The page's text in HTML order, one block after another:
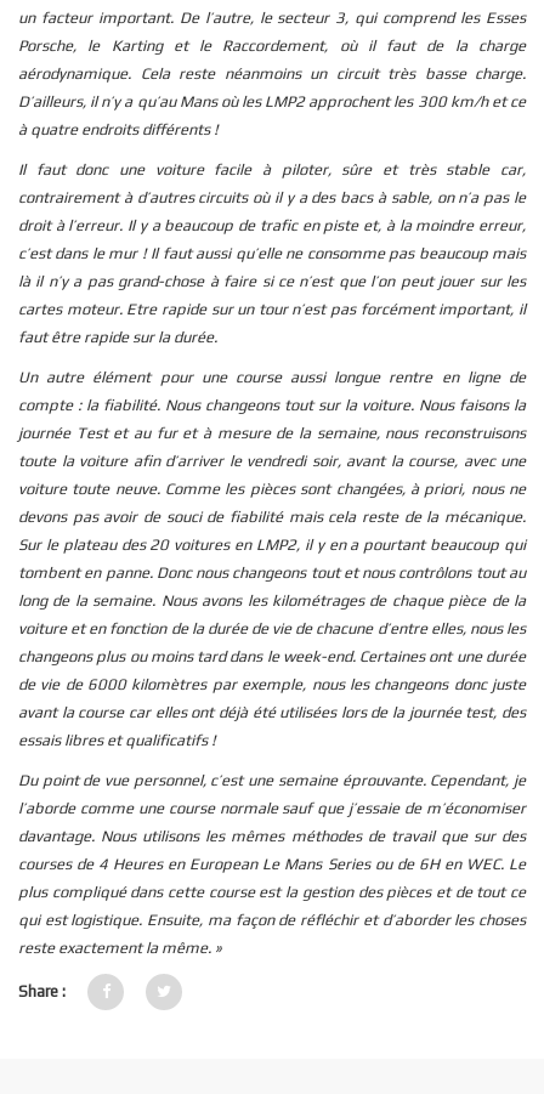
un facteur important. De l’autre, le secteur 3, qui comprend les Esses
Porsche, le Karting et le Raccordement, où il faut de la charge
aérodynamique. Cela reste néanmoins un circuit très basse charge.
D’ailleurs, il n’y a qu’au Mans où les LMP2 approchent les 300 km/h et ce
à quatre endroits différents !
Il faut donc une voiture facile à piloter, sûre et très stable car,
contrairement à d’autres circuits où il y a des bacs à sable, on n’a pas le
droit à l’erreur. Il y a beaucoup de trafic en piste et, à la moindre erreur,
c’est dans le mur ! Il faut aussi qu’elle ne consomme pas beaucoup mais
là il n’y a pas grand-chose à faire si ce n’est que l’on peut jouer sur les
cartes moteur. Etre rapide sur un tour n’est pas forcément important, il
faut être rapide sur la durée.
Un autre élément pour une course aussi longue rentre en ligne de
compte : la fiabilité. Nous changeons tout sur la voiture. Nous faisons la
journée Test et au fur et à mesure de la semaine, nous reconstruisons
toute la voiture afin d’arriver le vendredi soir, avant la course, avec une
voiture toute neuve. Comme les pièces sont changées, à priori, nous ne
devons pas avoir de souci de fiabilité mais cela reste de la mécanique.
Sur le plateau des 20 voitures en LMP2, il y en a pourtant beaucoup qui
tombent en panne. Donc nous changeons tout et nous contrôlons tout au
long de la semaine. Nous avons les kilométrages de chaque pièce de la
voiture et en fonction de la durée de vie de chacune d’entre elles, nous les
changeons plus ou moins tard dans le week-end. Certaines ont une durée
de vie de 6000 kilomètres par exemple, nous les changeons donc juste
avant la course car elles ont déjà été utilisées lors de la journée test, des
essais libres et qualificatifs !
Du point de vue personnel, c’est une semaine éprouvante. Cependant, je
l’aborde comme une course normale sauf que j’essaie de m’économiser
davantage. Nous utilisons les mêmes méthodes de travail que sur des
courses de 4 Heures en European Le Mans Series ou de 6H en WEC. Le
plus compliqué dans cette course est la gestion des pièces et de tout ce
qui est logistique. Ensuite, ma façon de réfléchir et d’aborder les choses
reste exactement la même. »
Share :